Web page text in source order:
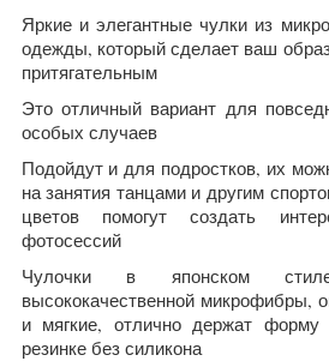
Яркие и элегантные чулки из
одежды, который сделает ваш
притягательным
Это отличный вариант для
особых случаев
Подойдут и для подростков, их
на занятия танцами и другим
цветов помогут создать
фотосессий
Чулочки в японском
высококачественной микрофибры,
и мягкие, отлично держат форму
резинке без силикона